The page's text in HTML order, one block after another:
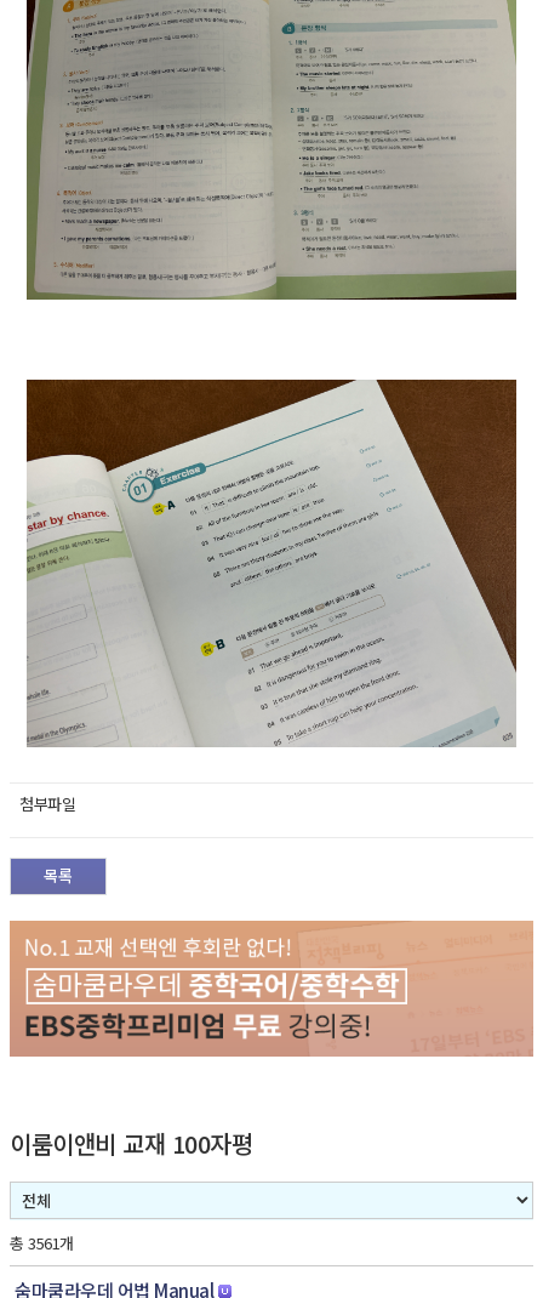
첨부파일
목록
이룸이앤비 교재 100자평
총 3561개
숨마쿰라우데 어법 Manual